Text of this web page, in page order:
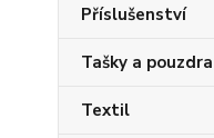
Příslušenství
Tašky a pouzdra
Textil